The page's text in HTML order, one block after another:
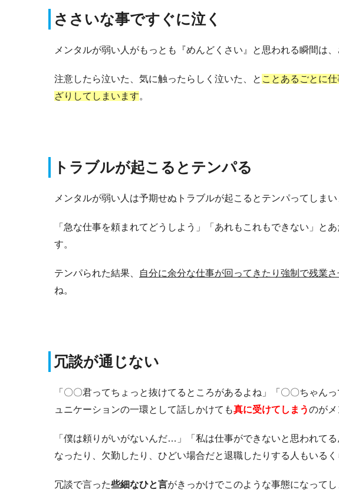
ささいな事ですぐに泣く
メンタルが弱い人がもっとも『めんどくさい』と思われる瞬間は
注意したら泣いた、気に触ったらしく泣いた、と ことあるごとに
ざりしてしまいます。
トラブルが起こるとテンパる
メンタルが弱い人は予期せぬトラブルが起こるとテンパってしまい
「急な仕事を頼まれてどうしよう」「あれもこれもできない」と
す。
テンパられた結果、
自分に余分な仕事が回ってきたり強制で残業
ね。
冗談が通じない
「〇〇君ってちょっと抜けてるところがあるよね」「〇〇ちゃん
ュニケーションの一環として話しかけても真に受けてしまうのがメ
「僕は頼りがいがないんだ…」「私は仕事ができないと思われて
なったり、欠勤したり、ひどい場合だと退職したりする人もいるく
冗談で言った些細なひと言がきっかけでこのような事態になって